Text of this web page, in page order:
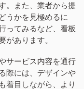
。また、業者から提
うかを見極めるに
ってみるなど、看板
があります。
サービス内容を通行
際には、デザインや
着目しながら、より